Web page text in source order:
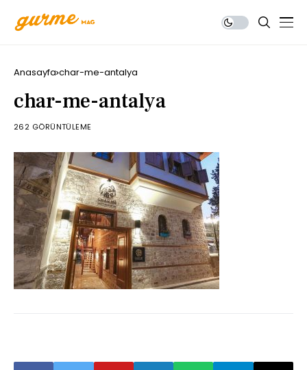
Anasayfa char-me-antalya
char-me-antalya
262 GÖRÜNTÜLEME